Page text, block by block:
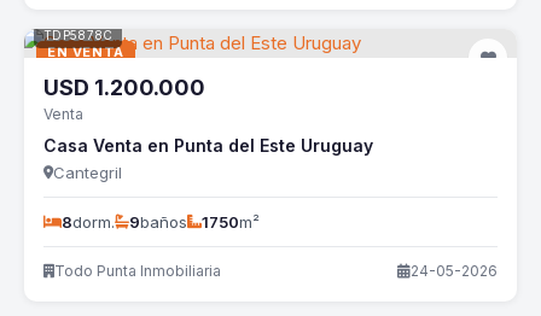
EN VENTA
TDP5878C
USD 1.200.000
Venta
Casa Venta en Punta del Este Uruguay
Cantegril
8dorm. 9baños 1750m²
Todo Punta Inmobiliaria 24-05-2026